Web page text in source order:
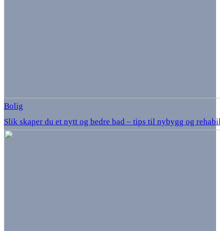
Bolig
Slik skaper du et nytt og bedre bad – tips til nybygg og